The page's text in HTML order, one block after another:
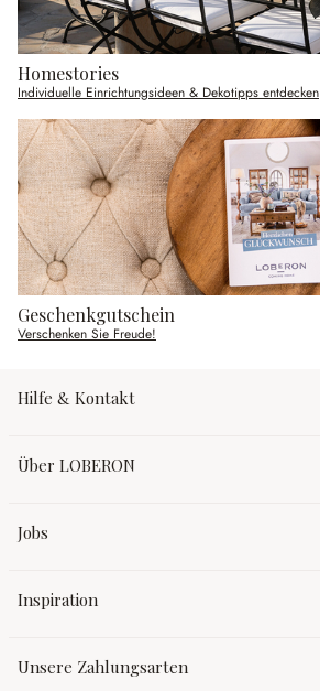
Homestories
Individuelle Einrichtungsideen & Dekotipps entdecken
Geschenkgutschein
Verschenken Sie Freude!
Hilfe & Kontakt
Über LOBERON
Jobs
Inspiration
Unsere Zahlungsarten